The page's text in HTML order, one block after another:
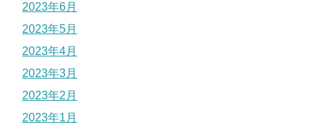
2023年6月
2023年5月
2023年4月
2023年3月
2023年2月
2023年1月